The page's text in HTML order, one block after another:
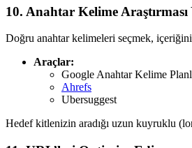
10. Anahtar Kelime Araştırması
Doğru anahtar kelimeleri seçmek,
Araçlar:
Google Anahtar Kelime
Ahrefs
Ubersuggest
Hedef kitlenizin aradığı uzun kuyruklu